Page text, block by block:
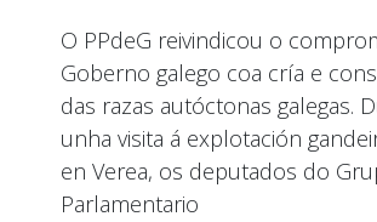
O PPdeG reivindicou o
Goberno galego coa cría e
das razas autóctonas galegas.
unha visita á explotación
en Verea, os deputados do
Parlamentario